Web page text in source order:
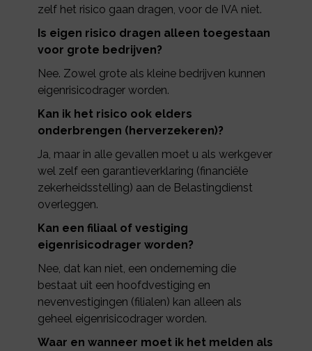
zelf het risico gaan dragen, voor de IVA niet.
Is eigen risico dragen alleen toegestaan
voor grote bedrijven?
Nee. Zowel grote als kleine bedrijven kunnen
eigenrisicodrager worden.
Kan ik het risico ook elders
onderbrengen (herverzekeren)?
Ja, maar in alle gevallen moet u als werkgever
wel zelf een garantieverklaring (financiële
zekerheidsstelling) aan de Belastingdienst
overleggen.
Kan een filiaal of vestiging
eigenrisicodrager worden?
Nee, dat kan niet, een onderneming die
bestaat uit een hoofdvestiging en
nevenvestigingen (filialen) kan alleen als
geheel eigenrisicodrager worden.
Waar en wanneer moet ik het melden als